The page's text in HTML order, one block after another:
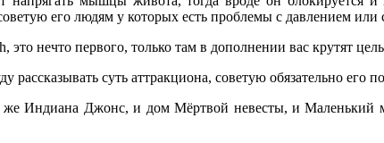
его людям у которых есть проблемы с давлением или
нечто первого, только там в дополнении вас крутят
суть аттракциона, советую обязательно его
же Индиана Джонс, и дом Мёртвой невесты, и